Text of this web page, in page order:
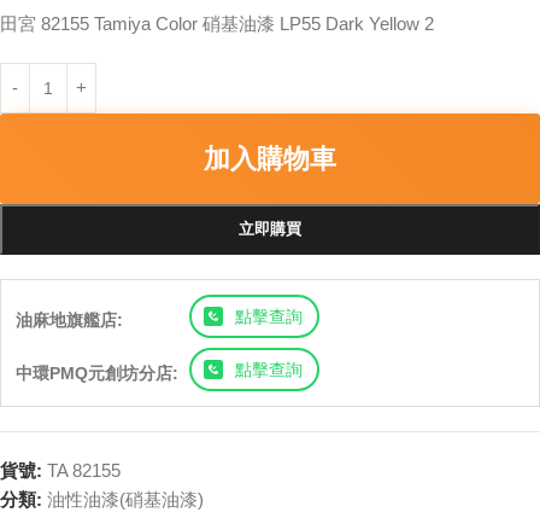
田宮 82155 Tamiya Color 硝基油漆 LP55 Dark Yellow 2
加入購物車
立即購買
油麻地旗艦店: 點擊查詢
中環PMQ元創坊分店: 點擊查詢
貨號: TA 82155
分類: 油性油漆(硝基油漆)